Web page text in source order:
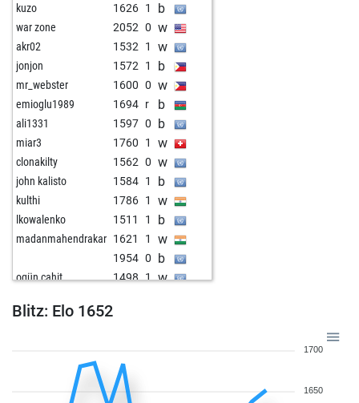
kuzo 1626 1 b
war zone 2052 0 w
akr02 1532 1 w
jonjon 1572 1 b
mr_webster 1600 0 w
emioglu1989 1694 r b
ali1331 1597 0 b
miar3 1760 1 w
clonakilty 1562 0 w
john kalisto 1584 1 b
kulthi 1786 1 w
lkowalenko 1511 1 b
madanmahendrakar 1621 1 w
1954 0 b
ogün cahit 1498 1 w
bluetentau
1763
1808
Blitz: Elo 1652
1700
1650